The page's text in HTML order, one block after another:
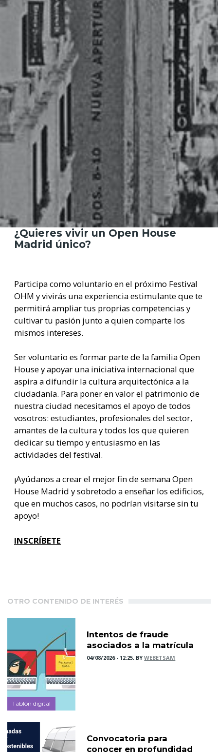
¿Quieres vivir un Open House
Madrid único?
Participa como voluntario en el próximo Festival
OHM y vivirás una experiencia estimulante que te
permitirá ampliar tus proprias competencias y
cultivar tu pasión junto a quien comparte los
mismos intereses.
Ser voluntario es formar parte de la familia Open
House y apoyar una iniciativa internacional que
aspira a difundir la cultura arquitectónica a la
ciudadanía. Para poner en valor el patrimonio de
nuestra ciudad necesitamos el apoyo de todos
vosotros: estudiantes, profesionales del sector,
amantes de la cultura y todos los que quieren
dedicar su tiempo y entusiasmo en las
actividades del festival.
¡Ayúdanos a crear el mejor fin de semana Open
House Madrid y sobretodo a enseñar los edificios,
que en muchos casos, no podrían visitarse sin tu
apoyo!
INSCRÍBETE
OTRO CONTENIDO DE INTERÉS
Tablón digital
Intentos de fraude
asociados a la matrícula
04/08/2026 - 12:25, BYWEBETSAM
Convocatoria para
conocer en profundidad